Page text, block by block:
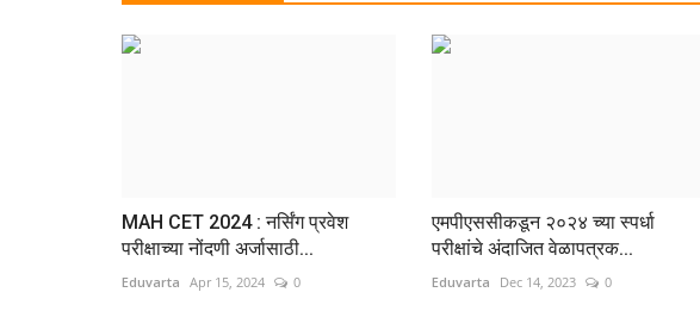
MAH CET 2024 : नर्सिंग प्रवेश
परीक्षाच्या नोंदणी अर्जासाठी...
Eduvarta Apr 15, 2024 0
एमपीएससीकडून २०२४ च्या स्पर्धा
परीक्षांचे अंदाजित वेळापत्रक...
Eduvarta Dec 14, 2023 0